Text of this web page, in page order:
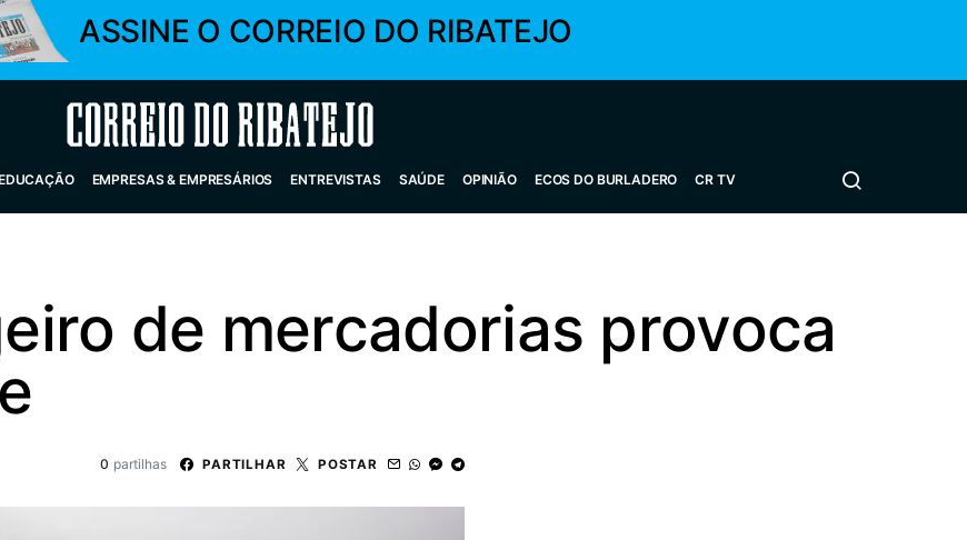
ASSINE O CORREIO DO RIBATEJO
Correio do Ribatejo
EMPRESAS & EMPRESÁRIOS ENTREVISTAS SAÚDE OPINIÃO ECOS DO BURLADERO CR TV
de mercadorias provoca
0 partilhas PARTILHAR POSTAR